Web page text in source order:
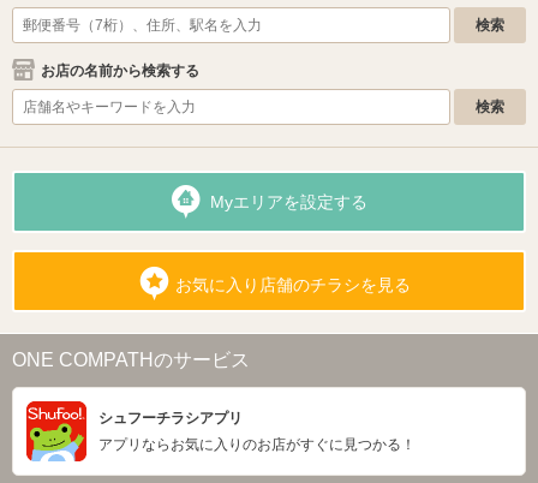
お店の名前から検索する
Myエリアを設定する
お気に入り店舗のチラシを見る
ONE COMPATHのサービス
シュフーチラシアプリ
アプリならお気に入りのお店がすぐに見つかる！